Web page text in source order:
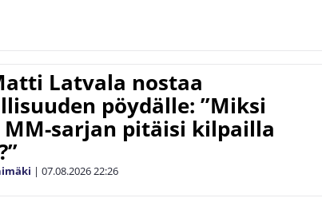
Latvala nostaa
pöydälle: ”Miksi
sarjan pitäisi kilpailla
| 07.08.202622:26